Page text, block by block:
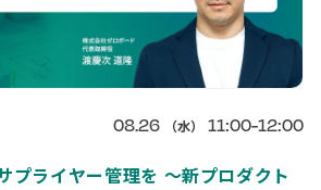
08.26 （水） 11:00-12:00
プライヤー管理を 〜新プロダクト